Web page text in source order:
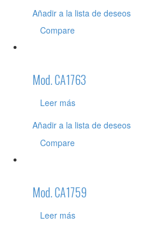
Añadir a la lista de deseos
Compare
Mod. CA1763
Leer más
Añadir a la lista de deseos
Compare
Mod. CA1759
Leer más